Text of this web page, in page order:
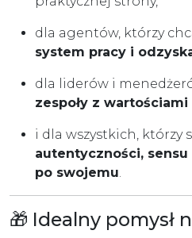
dla agentów, którzy
system pracy i
dla liderów i
zespoły z wartościami
i dla wszystkich, którzy
autentyczności, sensu
po swojemu.
🎁 Idealny pomysł